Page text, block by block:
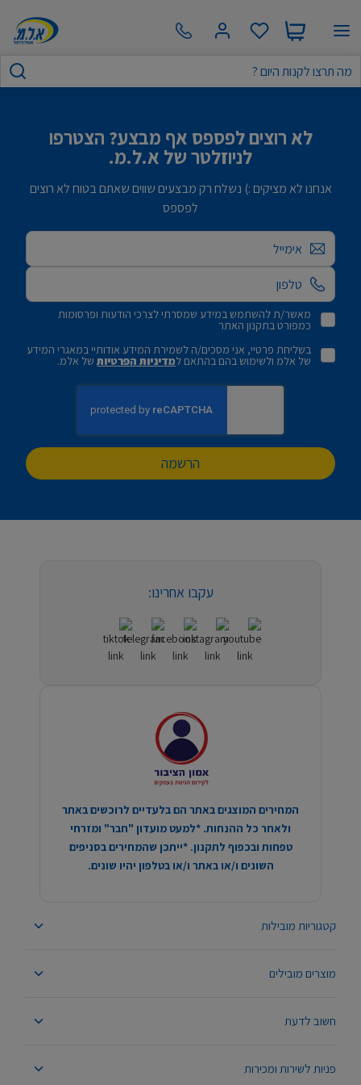
לא רוצים לפספס אף מבצע? הצטרפו
לניוזלטר של א.ל.מ.
אנחנו לא מציקים :) נשלח רק מבצעים שווים שאתם בטוח לא רוצים
לפספס
אימייל
מאשר/ת להשתמש במידע שמסרתי לצרכי הודעות ופרסומות
כמפורט בתקנון האתר
בשליחת פרטיי, אני מסכים/ה לשמירת המידע אודותיי במאגרי המידע
של אלמ ולשימוש בהם בהתאם למדיניות הפרטיותשל אלמ.
הרשמה
קטגוריות מובילות
מוצרים מובילים
חשוב לדעת
פניות לשירות ומכירות
עקבו אחרינו:
המחירים המוצגים באתר הם בלעדיים לרוכשים באתר
ולאחר כל ההנחות. *למעט מועדון "חבר" ומזרחי
טפחות ובכפוף לתקנון. *ייתכן שהמחירים בסניפים
השונים ו/או באתר ו/או בטלפון יהיו שונים.